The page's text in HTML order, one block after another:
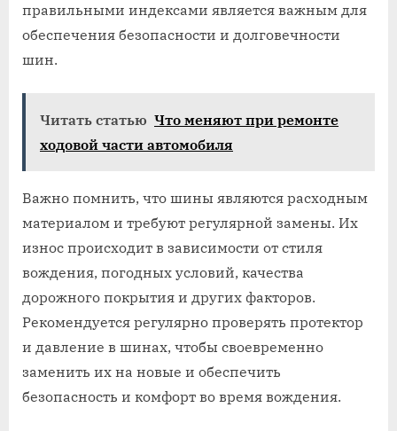
правильными индексами является важным для
обеспечения безопасности и долговечности
шин.
Читать статью Что меняют при ремонте
ходовой части автомобиля
Важно помнить, что шины являются расходным
материалом и требуют регулярной замены. Их
износ происходит в зависимости от стиля
вождения, погодных условий, качества
дорожного покрытия и других факторов.
Рекомендуется регулярно проверять протектор
и давление в шинах, чтобы своевременно
заменить их на новые и обеспечить
безопасность и комфорт во время вождения.